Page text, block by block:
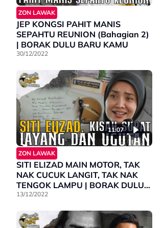
ZON LAWAK
JEP KONGSI PAHIT MANIS
SEPAHTU REUNION (Bahagian 2)
| BORAK DULU BARU KAMU
30/12/2022
11:07
ZON LAWAK
SITI ELIZAD MAIN MOTOR, TAK
NAK CUCUK LANGIT, TAK NAK
TENGOK LAMPU | BORAK DULU
BARU KAMU
13/12/2022